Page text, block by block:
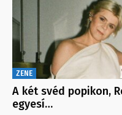
ZENE
A két svéd popikon,
egyesí…